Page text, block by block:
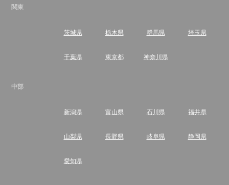
関東
茨城県 栃木県 群馬県 埼玉県
千葉県 東京都 神奈川県
中部
新潟県 富山県 石川県 福井県
山梨県 長野県 岐阜県 静岡県
愛知県